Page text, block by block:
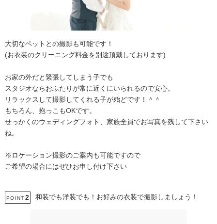
大切なペットとの撮影も可能です！
(お衣装のクリーニング料金を別途頂戴しております)
お家の外だと緊張してしまう子でも
スタジオならおふたりが常に近くにいられるので安心。
リラックスして撮影してくれる子が殆どです！＾＾
もちろん、抱っこもOKです。
せっかくのウェディングフォト、家族全員でお写真を残して下さい
ね。
※ロケーション撮影のご案内も可能ですので
ご希望の場合にはぜひお申し付け下さい
POINT 2 和装でも洋装でも！お好みの衣装で撮影しましょう！